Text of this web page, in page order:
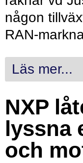
någon
RAN-
Läs mer...
NXP
lyssna
och